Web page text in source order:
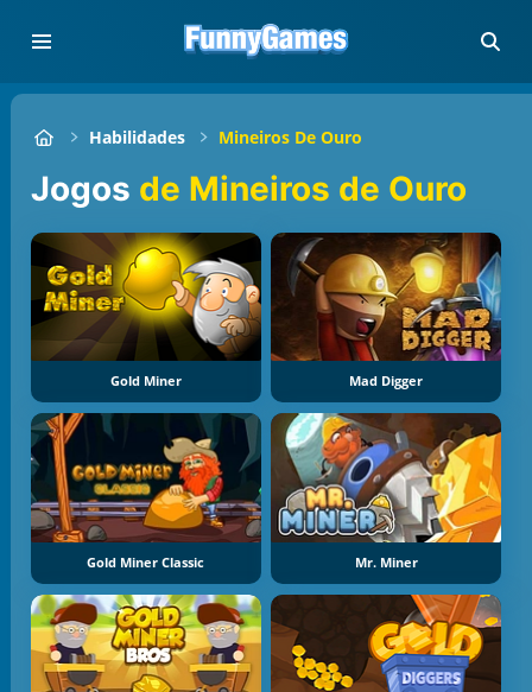
Habilidades Mineiros De Ouro
Jogos de Mineiros de Ouro
Gold Miner Mad Digger
Gold Miner Classic Mr. Miner